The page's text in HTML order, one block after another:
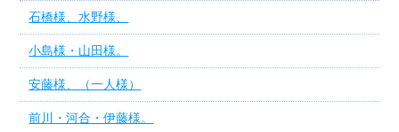
石橋様、水野様、
小島様・山田様。
安藤様、（一人様）
前川・河合・伊藤様。